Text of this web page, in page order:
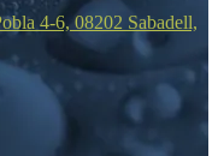
4-6, 08202 Sabadell,